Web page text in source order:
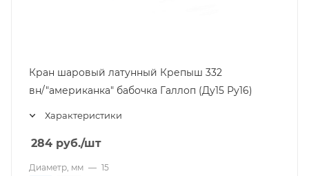
Кран шаровый латунный Крепыш 332
вн/"американка" бабочка Галлоп (Ду15 Ру16)
Характеристики
284 руб./шт
Диаметр, мм — 15